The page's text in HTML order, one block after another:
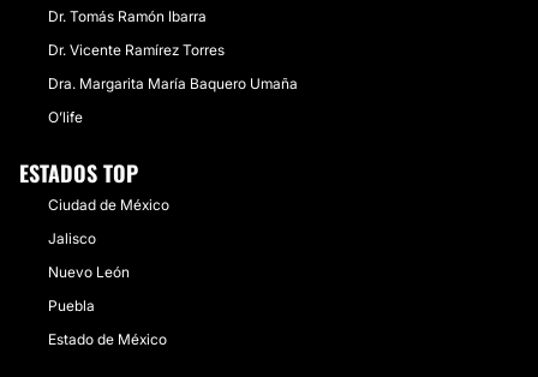
Tabasco
Oaxaca
Nayarit
Morelos
Colima
Aguascalientes
Dr. Tomás Ramón Ibarra
Dr. Vicente Ramírez Torres
Dra. Margarita María Baquero Umaña
O’life
ESTADOS TOP
Ciudad de México
Jalisco
Nuevo León
Puebla
Estado de México